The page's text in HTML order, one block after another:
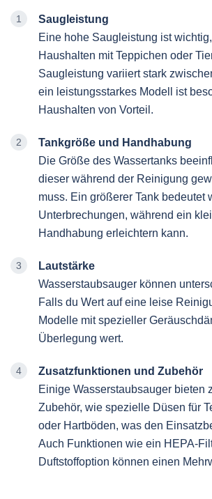
Saugleistung
Eine hohe Saugleistung ist
Haushalten mit Teppichen oder
Saugleistung variiert stark
ein leistungsstarkes Modell ist
Haushalten von Vorteil.
Tankgröße und Handhabung
Die Größe des Wassertanks
dieser während der Reinigung
muss. Ein größerer Tank bedeutet
Unterbrechungen, während ein
Handhabung erleichtern kann.
Lautstärke
Wasserstaubsauger können
Falls du Wert auf eine leise
Modelle mit spezieller
Überlegung wert.
Zusatzfunktionen und Zubehör
Einige Wasserstaubsauger bieten
Zubehör, wie spezielle Düsen für
oder Hartböden, was den
Auch Funktionen wie ein HEPA-
Duftstoffoption können einen